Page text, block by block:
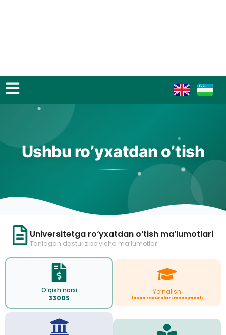
Ushbu ro’yxatdan o’tish
Universitetga ro‘yxatdan o‘tish ma’lumotlari
Tanlagan dasturiz bo‘yicha ma’lumotlar
O‘qish narxi
3300$
Yo‘nalish
Inson resurslari menejmenti